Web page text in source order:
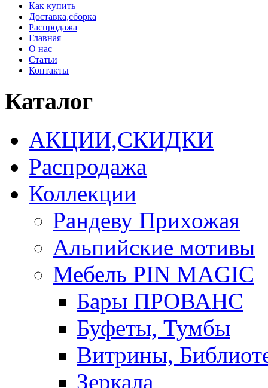
Как купить
Доставка,сборка
Распродажа
Главная
О нас
Статьи
Контакты
Каталог
АКЦИИ,СКИДКИ
Распродажа
Коллекции
Рандеву Прихожая
Альпийские мотивы
Мебель PIN MAGIС
Бары ПРОВАНС
Буфеты, Тумбы
Витрины,
Зеркала